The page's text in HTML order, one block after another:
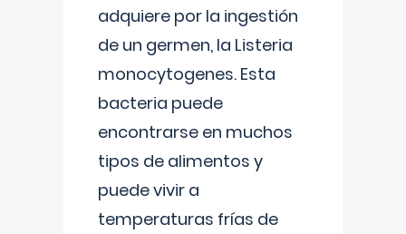
adquiere por la ingestión
de un germen, la Listeria
monocytogenes. Esta
bacteria puede
encontrarse en muchos
tipos de alimentos y
puede vivir a
temperaturas frías de